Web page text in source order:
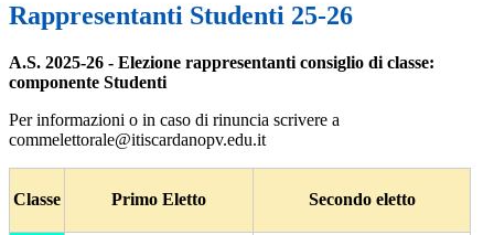
Rappresentanti Studenti 25-26
A.S. 2025-26 - Elezione rappresentanti consiglio di classe:
componente Studenti
Per informazioni o in caso di rinuncia scrivere a
commelettorale@itiscardanopv.edu.it
Classe Primo Eletto Secondo eletto